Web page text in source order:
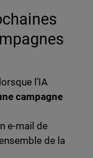
l’IA
campagne
e-mail de
de la